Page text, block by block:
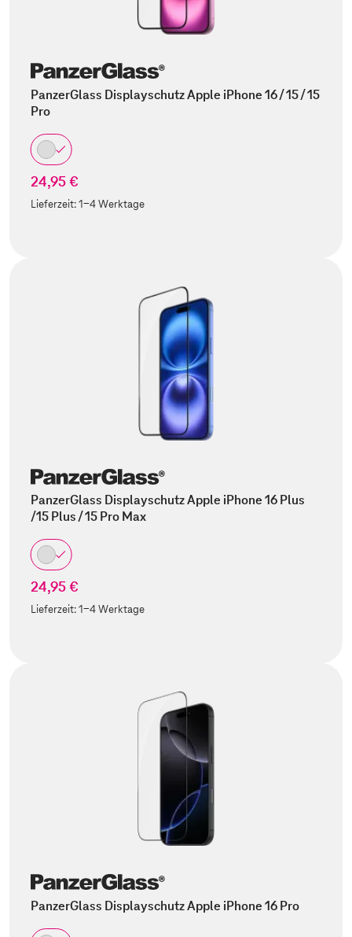
PanzerGlass Displayschutz Apple iPhone 16 / 15 / 15
Pro
24,95 €
Lieferzeit:1-4 Werktage
PanzerGlass Displayschutz Apple iPhone 16 Plus
/15 Plus / 15 Pro Max
24,95 €
Lieferzeit:1-4 Werktage
PanzerGlass Displayschutz Apple iPhone 16 Pro